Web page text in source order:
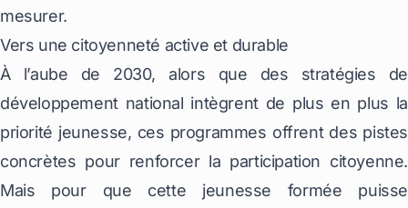
mesurer.
Vers une citoyenneté active et durable
À l’aube de 2030, alors que des stratégies de
développement national intègrent de plus en plus la
priorité jeunesse, ces programmes offrent des pistes
concrètes pour renforcer la participation citoyenne.
Mais pour que cette jeunesse formée puisse